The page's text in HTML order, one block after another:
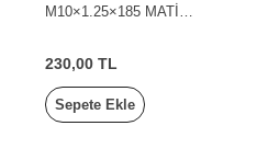
M10×1.25×185 MATİ
230,00 TL
Sepete Ekle